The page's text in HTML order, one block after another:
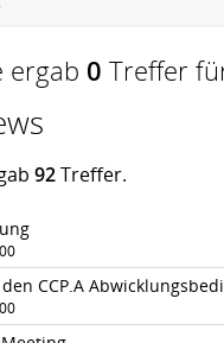
ergab 0 Treffer
92Treffer.
CCP.A